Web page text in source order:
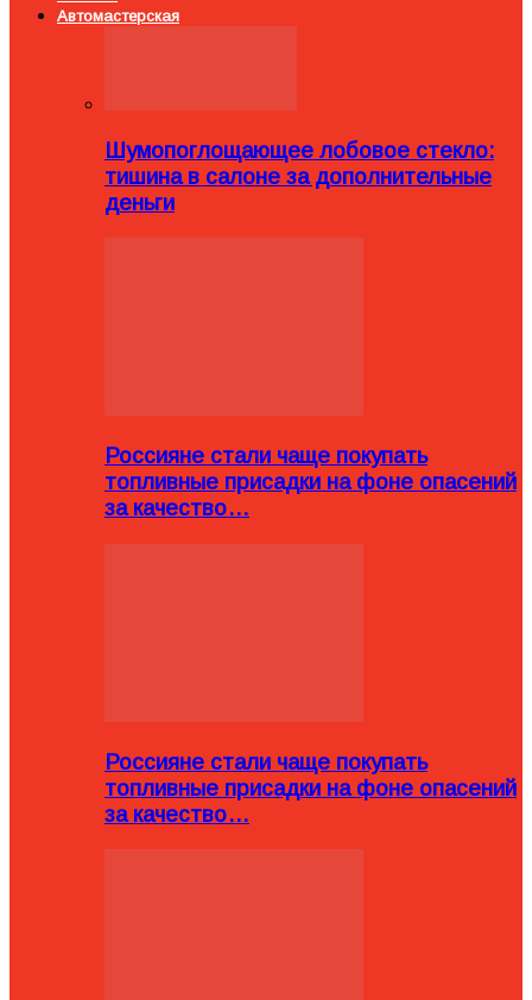
Автомастерская
Шумопоглощающее лобовое стекло:
тишина в салоне за дополнительные
деньги
Россияне стали чаще покупать
топливные присадки на фоне опасений
за качество…
Россияне стали чаще покупать
топливные присадки на фоне опасений
за качество…